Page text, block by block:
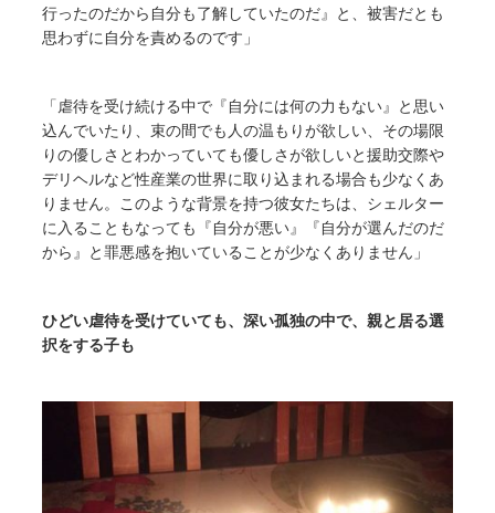
行ったのだから自分も了解していたのだ』と、被害だとも
思わずに自分を責めるのです」
「虐待を受け続ける中で『自分には何の力もない』と思い
込んでいたり、束の間でも人の温もりが欲しい、その場限
りの優しさとわかっていても優しさが欲しいと援助交際や
デリヘルなど性産業の世界に取り込まれる場合も少なくあ
りません。このような背景を持つ彼女たちは、シェルター
に入ることもなっても『自分が悪い』『自分が選んだのだ
から』と罪悪感を抱いていることが少なくありません」
ひどい虐待を受けていても、深い孤独の中で、親と居る選
択をする子も